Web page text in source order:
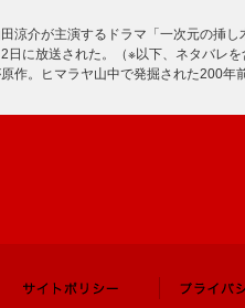
涼介が主演するドラマ「一次元の挿
日に放送された。（※以下、ネタバレ
作。ヒマラヤ山中で発掘された200